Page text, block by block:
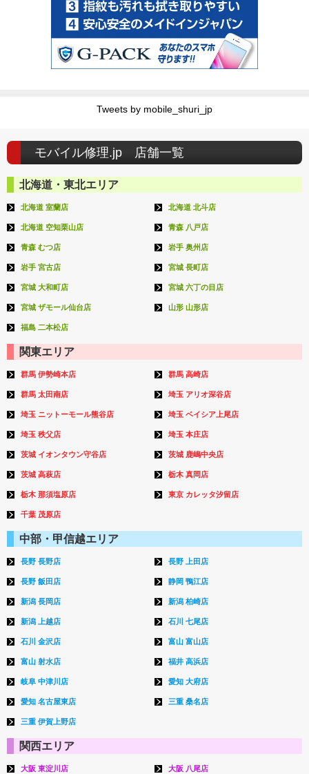
Tweets by mobile_shuri_jp
モバイル修理.jp 店舗一覧
北海道・東北エリア
北海道 室蘭店 北海道 北斗店
北海道 空知栗山店 青森 八戸店
青森 むつ店 岩手 奥州店
岩手 宮古店 宮城 長町店
宮城 大和町店 宮城 六丁の目店
宮城 ザモール仙台店 山形 山形店
福島 二本松店
関東エリア
群馬 伊勢崎本店 群馬 高崎店
群馬 太田南店 埼玉 アリオ深谷店
埼玉 ニットーモール熊谷店 埼玉 ベイシア上尾店
埼玉 秩父店 埼玉 本庄店
茨城 イオンタウン守谷店 茨城 鹿嶋中央店
茨城 高萩店 栃木 真岡店
栃木 那須塩原店 東京 カレッタ汐留店
千葉 茂原店
中部・甲信越エリア
長野 長野店 長野 上田店
長野 飯田店 静岡 鴨江店
新潟 長岡店 新潟 柏崎店
新潟 上越店 石川 七尾店
石川 金沢店 富山 富山店
富山 射水店 福井 高浜店
岐阜 中津川店 愛知 大府店
愛知 名古屋東店 三重 桑名店
三重 伊賀上野店
関西エリア
大阪 東淀川店 大阪 八尾店